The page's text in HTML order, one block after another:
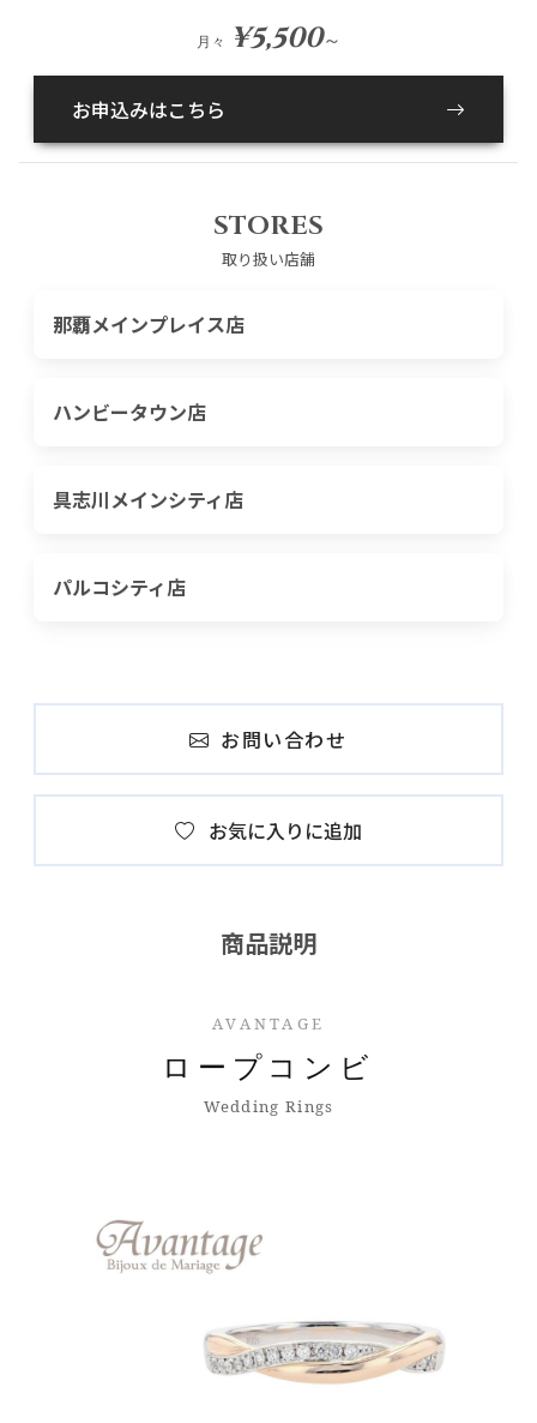
月々 ¥5,500～
お申込みはこちら
STORES
取り扱い店舗
那覇メインプレイス店
ハンビータウン店
具志川メインシティ店
パルコシティ店
お問い合わせ
お気に入りに追加
商品説明
AVANTAGE
ロープコンビ
Wedding Rings